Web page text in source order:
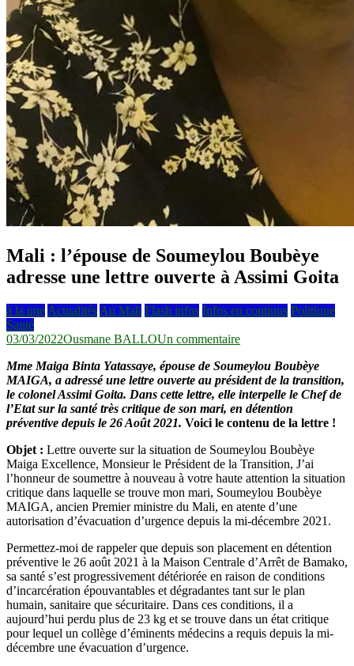
Mali : l’épouse de Soumeylou Boubèye
adresse une lettre ouverte à Assimi Goita
à la une Actualités Au Mali Flash infos Infos en continus Politique
Santé
03/03/2022Ousmane BALLOUn commentairesur
:
l’épouse
de
Soumeylou
Boubèye
une
lettre
ouverte
à
Assimi
Goita
Mme Maiga Binta Yatassaye, épouse de Soumeylou Boubèye
MAIGA, a adressé une lettre ouverte au président de la transition,
le colonel Assimi Goita. Dans cette lettre, elle interpelle le Chef de
l’Etat sur la santé très critique de son mari, en détention
préventive depuis le 26 Août 2021. Voici le contenu de la lettre !
Objet : Lettre ouverte sur la situation de Soumeylou Boubèye
Maiga Excellence, Monsieur le Président de la Transition, J’ai
l’honneur de soumettre à nouveau à votre haute attention la situation
critique dans laquelle se trouve mon mari, Soumeylou Boubèye
MAIGA, ancien Premier ministre du Mali, en atente d’une
autorisation d’évacuation d’urgence depuis la mi-décembre 2021.
Permettez-moi de rappeler que depuis son placement en détention
préventive le 26 août 2021 à la Maison Centrale d’Arrêt de Bamako,
sa santé s’est progressivement détériorée en raison de conditions
d’incarcération épouvantables et dégradantes tant sur le plan
humain, sanitaire que sécuritaire. Dans ces conditions, il a
aujourd’hui perdu plus de 23 kg et se trouve dans un état critique
pour lequel un collège d’éminents médecins a requis depuis la mi-
décembre une évacuation d’urgence.